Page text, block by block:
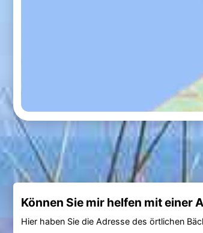
Können Sie mir helfen mit einer
Hier haben Sie die Adresse des örtlichen